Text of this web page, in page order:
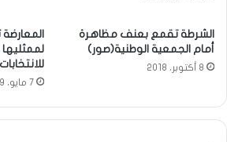
الشرطة تقمع بعنف مظاهرة
أمام الجمعية الوطنية(صور)
8 أكتوبر، 2018
للانتخابات
7 مايو، 2019